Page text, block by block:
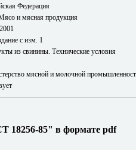
Федерация
и мясная продукция
с изм. 1
из свинины. Технические условия
мясной и молочной
18256-85" в формате pdf